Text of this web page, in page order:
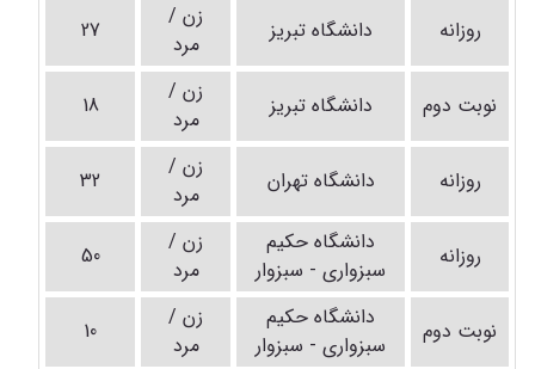
روزانه دانشگاه تبریز
زن /
مرد
27
نوبت دوم دانشگاه تبریز
زن /
مرد
18
روزانه دانشگاه تهران
زن /
مرد
32
روزانه
دانشگاه حکیم
سبزواری - سبزوار
زن /
مرد
50
نوبت دوم
دانشگاه حکیم
سبزواری - سبزوار
زن /
مرد
10